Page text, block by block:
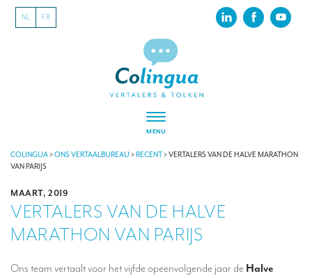
NL FR
MENU
VERTALEN
Vertalers voor internationale tentoonstellingen
Vertalers voor musea
COLINGUA>ONS VERTAALBUREAU >RECENT>VERTALERS VAN DE HALVE MARATHON
VAN PARIJS
MAART, 2019
VERTALERS VAN DE HALVE
MARATHON VAN PARIJS
Ons team vertaalt voor het vijfde opeenvolgende jaar de Halve